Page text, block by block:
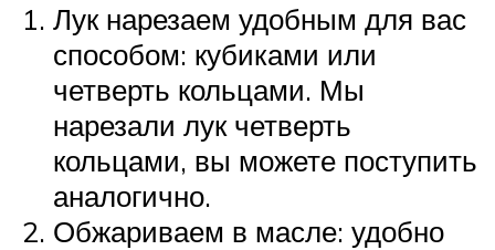
Лук нарезаем удобным для вас
способом: кубиками или
четверть кольцами. Мы
нарезали лук четверть
кольцами, вы можете поступить
аналогично.
Обжариваем в масле: удобно